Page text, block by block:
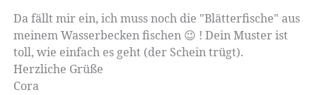
Da fällt mir ein, ich muss noch die "Blätterfische" aus
meinem Wasserbecken fischen 😉 ! Dein Muster ist
toll, wie einfach es geht (der Schein trügt).
Herzliche Grüße
Cora